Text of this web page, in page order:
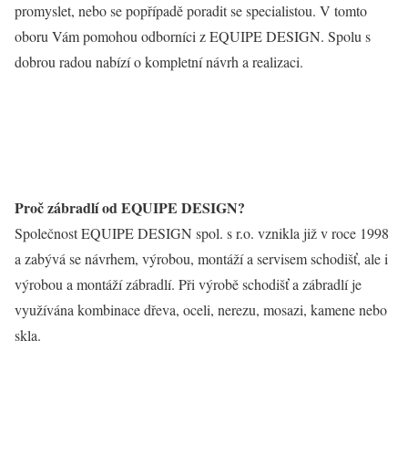
promyslet, nebo se popřípadě poradit se specialistou. V tomto
oboru Vám pomohou odborníci z EQUIPE DESIGN. Spolu s
dobrou radou nabízí o kompletní návrh a realizaci.
Proč zábradlí od EQUIPE DESIGN?
Společnost EQUIPE DESIGN spol. s r.o. vznikla již v roce 1998
a zabývá se návrhem, výrobou, montáží a servisem schodišť, ale i
výrobou a montáží zábradlí. Při výrobě schodišť a zábradlí je
využívána kombinace dřeva, oceli, nerezu, mosazi, kamene nebo
skla.